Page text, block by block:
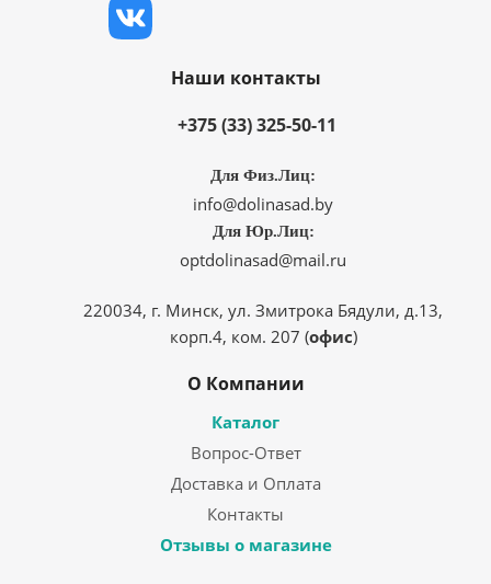
Наши контакты
+375 (33) 325-50-11
Для Физ.Лиц:
info@dolinasad.by
Для Юр.Лиц:
optdolinasad@mail.ru
220034, г. Минск, ул. Змитрока Бядули, д.13,
корп.4, ком. 207 (офис)
О Компании
Каталог
Вопрос-Ответ
Доставка и Оплата
Контакты
Отзывы о магазине